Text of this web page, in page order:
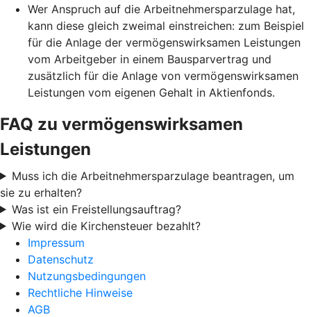
Wer Anspruch auf die Arbeitnehmersparzulage hat,
kann diese gleich zweimal einstreichen: zum Beispiel
für die Anlage der vermögenswirksamen Leistungen
vom Arbeitgeber in einem Bausparvertrag und
zusätzlich für die Anlage von vermögenswirksamen
Leistungen vom eigenen Gehalt in Aktienfonds.
FAQ zu vermögenswirksamen
Leistungen
Muss ich die Arbeitnehmersparzulage beantragen, um
sie zu erhalten?
Was ist ein Freistellungsauftrag?
Wie wird die Kirchensteuer bezahlt?
Impressum
Datenschutz
Nutzungsbedingungen
Rechtliche Hinweise
AGB